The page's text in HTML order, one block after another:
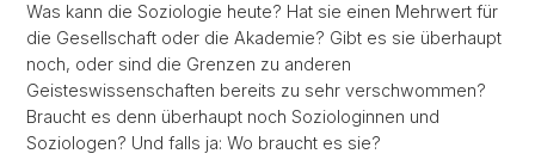
Was kann die Soziologie heute? Hat sie einen Mehrwert für
die Gesellschaft oder die Akademie? Gibt es sie überhaupt
noch, oder sind die Grenzen zu anderen
Geisteswissenschaften bereits zu sehr verschwommen?
Braucht es denn überhaupt noch Soziologinnen und
Soziologen? Und falls ja: Wo braucht es sie?